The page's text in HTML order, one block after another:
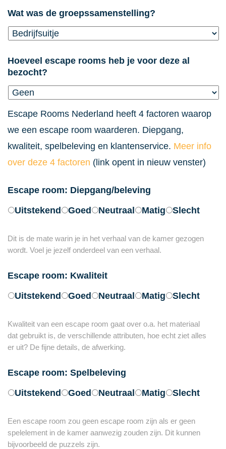
Wat was de groepssamenstelling?
Hoeveel escape rooms heb je voor deze al
bezocht?
Escape Rooms Nederland heeft 4 factoren waarop
we een escape room waarderen. Diepgang,
kwaliteit, spelbeleving en klantenservice. Meer info
over deze 4 factoren (link opent in nieuw venster)
Escape room: Diepgang/beleving
Uitstekend
Goed Neutraal Matig Slecht
Dit is de mate warin je in het verhaal van de kamer gezogen
wordt. Voel je jezelf onderdeel van een verhaal.
Escape room: Kwaliteit
Uitstekend
Goed Neutraal Matig Slecht
Kwaliteit van een escape room gaat over o.a. het materiaal
dat gebruikt is, de verschillende attributen, hoe echt ziet alles
er uit? De fijne details, de afwerking.
Escape room: Spelbeleving
Uitstekend
Goed Neutraal Matig Slecht
Een escape room zou geen escape room zijn als er geen
spelelement in de kamer aanwezig zouden zijn. Dit kunnen
bijvoorbeeld de puzzels zijn.